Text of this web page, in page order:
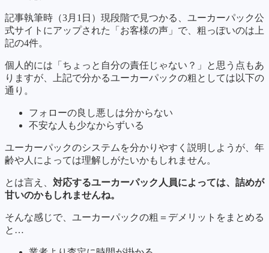
記事執筆時（3月1日）現段階で見つかる、ユーカーパック公
式サイトにアップされた「お客様の声」で、粗っぽいのは上
記の4件。
個人的には「ちょっと自分の責任じゃない？」と思う点もあ
りますが、上記で分かるユーカーパックの粗としては以下の
通り。
フォローの良し悪しは分からない
不安な人も少なからずいる
ユーカーパックのシステムを分かりやすく説明しようが、年
齢や人によっては理解しがたいかもしれません。
とは言え、 対応するユーカーパック人員によっては、詰めが
甘いのかもしれませんね。
そんな感じで、ユーカーパックの粗＝デメリットをまとめる
と…